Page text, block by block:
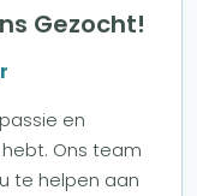
Gezocht!
en
Ons team
te helpen aan